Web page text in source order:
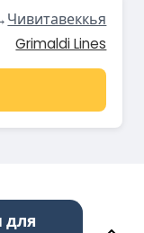
Чивитавеккья
Grimaldi Lines
для